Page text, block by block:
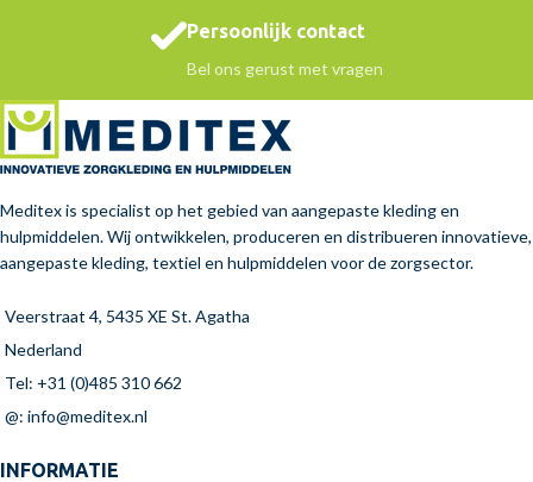
Persoonlijk contact
Bel ons gerust met vragen
Meditex is specialist op het gebied van aangepaste kleding en
hulpmiddelen. Wij ontwikkelen, produceren en distribueren innovatieve,
aangepaste kleding, textiel en hulpmiddelen voor de zorgsector.
Veerstraat 4, 5435 XE St. Agatha
Nederland
Tel: +31 (0)485 310 662
@: info@meditex.nl
INFORMATIE